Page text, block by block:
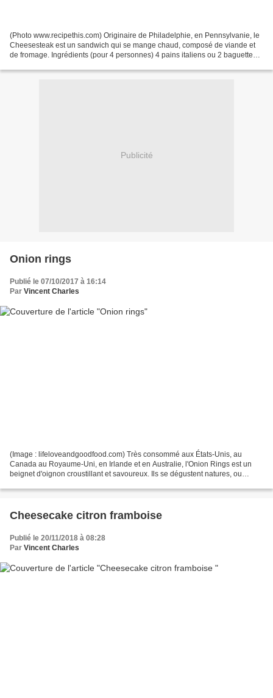
(Photo www.recipethis.com) Originaire de Philadelphie, en Pennsylvanie, le
Cheesesteak est un sandwich qui se mange chaud, composé de viande et
de fromage. Ingrédients (pour 4 personnes) 4 pains italiens ou 2 baguettes
Publicité
Onion rings
Publié le 07/10/2017 à 16:14
Par Vincent Charles
(Image : lifeloveandgoodfood.com) Très consommé aux États-Unis, au
Canada au Royaume-Uni, en Irlande et en Australie, l'Onion Rings est un
beignet d'oignon croustillant et savoureux. Ils se dégustent natures, ou
Cheesecake citron framboise
Publié le 20/11/2018 à 08:28
Par Vincent Charles